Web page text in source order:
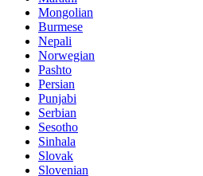
Mongolian
Burmese
Nepali
Norwegian
Pashto
Persian
Punjabi
Serbian
Sesotho
Sinhala
Slovak
Slovenian